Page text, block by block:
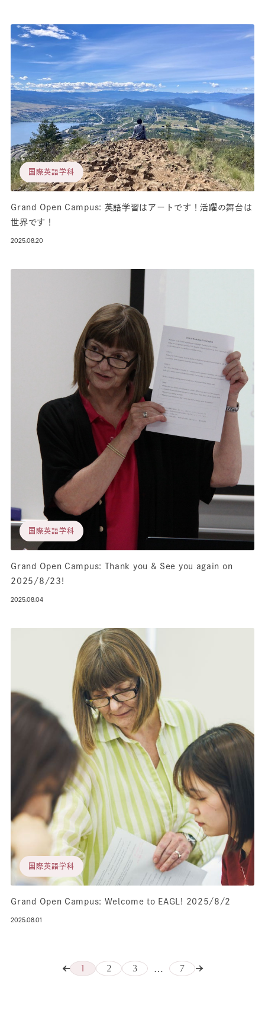
国際英語学科
Grand Open Campus: 英語学習はアートです！活躍の舞台は
世界です！
2025.08.20
国際英語学科
Grand Open Campus: Thank you & See you again on
2025/8/23!
2025.08.04
国際英語学科
Grand Open Campus: Welcome to EAGL! 2025/8/2
2025.08.01
1 2 3 … 7